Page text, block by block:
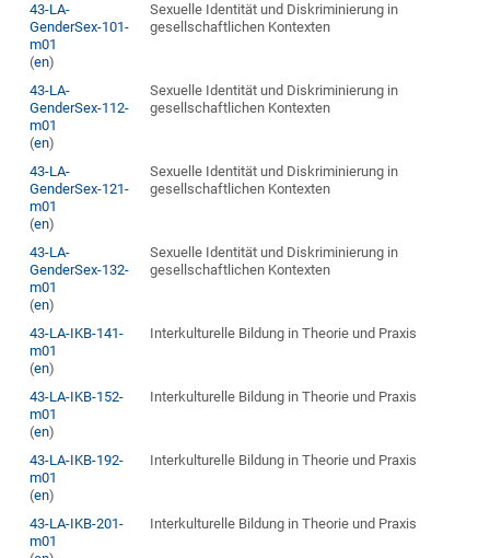
43-LA-
GenderSex-101-
m01
(en)
Sexuelle Identität und Diskriminierung in
gesellschaftlichen Kontexten
43-LA-
GenderSex-112-
m01
(en)
Sexuelle Identität und Diskriminierung in
gesellschaftlichen Kontexten
43-LA-
GenderSex-121-
m01
(en)
Sexuelle Identität und Diskriminierung in
gesellschaftlichen Kontexten
43-LA-
GenderSex-132-
m01
(en)
Sexuelle Identität und Diskriminierung in
gesellschaftlichen Kontexten
43-LA-IKB-141-
m01
(en)
Interkulturelle Bildung in Theorie und Praxis
43-LA-IKB-152-
m01
(en)
Interkulturelle Bildung in Theorie und Praxis
43-LA-IKB-192-
m01
(en)
Interkulturelle Bildung in Theorie und Praxis
43-LA-IKB-201-
m01
Interkulturelle Bildung in Theorie und Praxis